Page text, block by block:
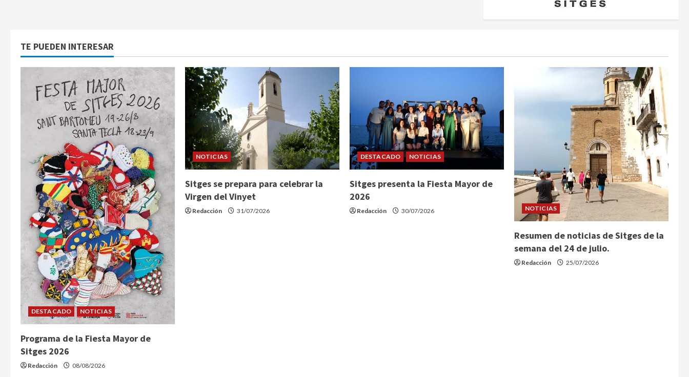
TE PUEDEN INTERESAR
DESTACADO NOTICIAS
Programa de la Fiesta Mayor de
Sitges 2026
Redacción 08/08/2026
NOTICIAS
Sitges se prepara para celebrar la
Virgen del Vinyet
Redacción 31/07/2026
DESTACADO NOTICIAS
Sitges presenta la Fiesta Mayor de
2026
Redacción 30/07/2026 NOTICIAS
Resumen de noticias de Sitges de la
semana del 24 de julio.
Redacción 25/07/2026